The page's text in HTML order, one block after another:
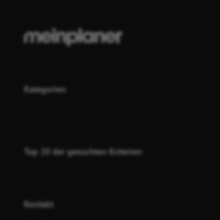
Kategorien
Top 20 der gesuchten Kriterien
Kontakt